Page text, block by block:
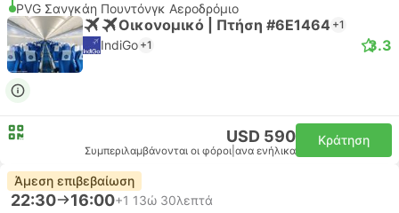
PVG Σανγκάη Πουντόνγκ Αεροδρόμιο
Οικονομικό | Πτήση #6E1464 +1
IndiGo +1 3.3
USD 590
Συμπεριλαμβάνονται οι φόροι ανα ενήλικα
Κράτηση
Άμεση επιβεβαίωση
22:30 16:00+1 13ώ 30λεπτά